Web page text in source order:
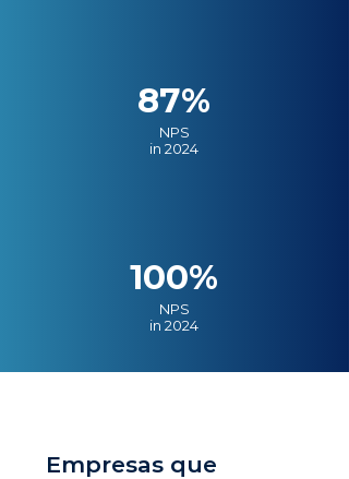
87%
NPS
in 2024
100%
NPS
in 2024
Empresas que